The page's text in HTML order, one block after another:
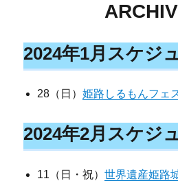
2024年1月スケジ
28（日）姫路しるもんフェ
2024年2月スケジ
11（日・祝）世界遺産姫路